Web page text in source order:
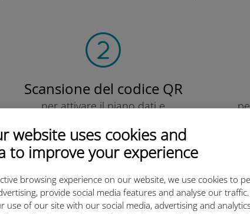
website uses cookies and
to improve your experience
browsing experience on our website, we use cookies to
provide social media features and analyse our
use of our site with our social media, advertising and
Scansione del codice QR
per attivare il piano dati e
Semplice!